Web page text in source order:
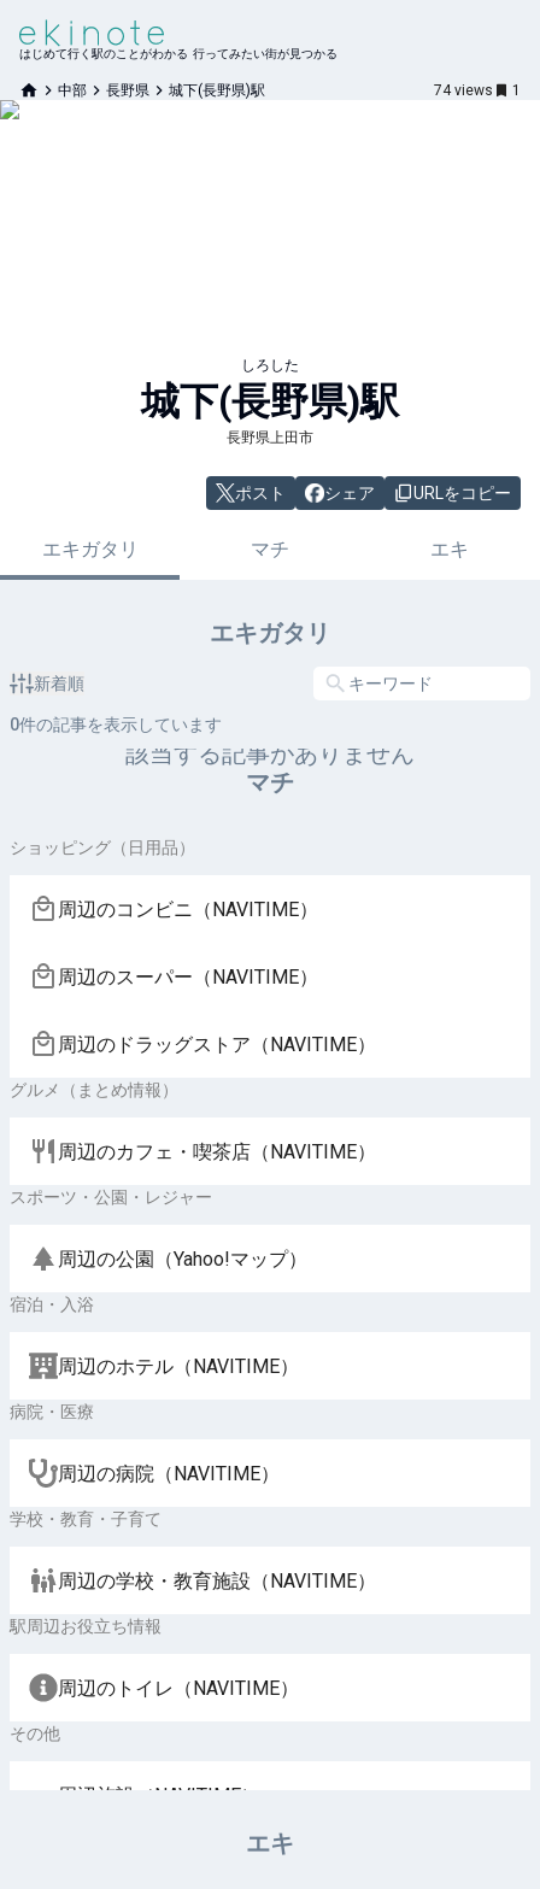
はじめて行く駅のことがわかる 行ってみたい街が見つかる
中部 長野県 城下(長野県)駅 74 views 1
しろした
城下(長野県)駅
長野県上田市
ポスト シェア URLをコピー
エキガタリ マチ エキ
エキガタリ
新着順
0件の記事を表示しています
該当する記事がありません
マチ
ショッピング（日用品）
周辺のコンビニ（NAVITIME）
周辺のスーパー（NAVITIME）
周辺のドラッグストア（NAVITIME）
グルメ（まとめ情報）
周辺のカフェ・喫茶店（NAVITIME）
スポーツ・公園・レジャー
周辺の公園（Yahoo!マップ）
宿泊・入浴
周辺のホテル（NAVITIME）
病院・医療
周辺の病院（NAVITIME）
学校・教育・子育て
周辺の学校・教育施設（NAVITIME）
駅周辺お役立ち情報
周辺のトイレ（NAVITIME）
その他
周辺施設（NAVITIME）
エキ